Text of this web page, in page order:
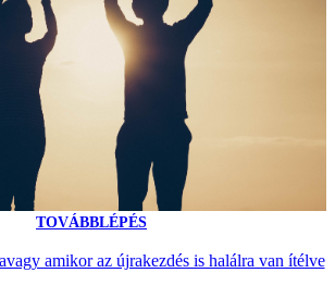
TOVÁBBLÉPÉS
amikor az újrakezdés is halálra van ítélve